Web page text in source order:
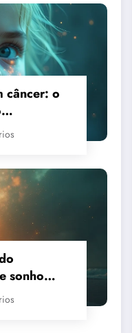
câncer: o
sonho